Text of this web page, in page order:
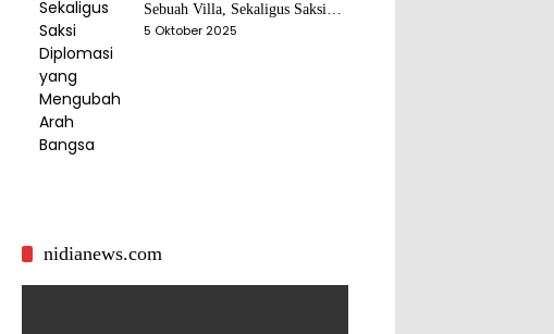
Sebuah Villa, Sekaligus Saksi
Diplomasi yang Mengubah Arah
5 Oktober 2025
nidianews.com